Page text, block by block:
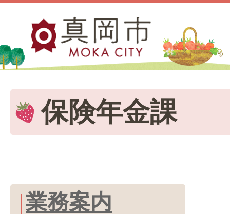
保険年金課
業務案内